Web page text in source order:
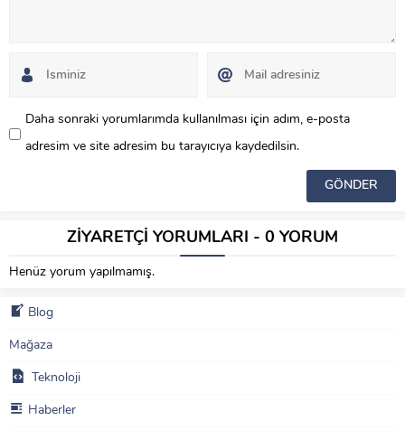
Daha sonraki yorumlarımda kullanılması için adım, e-posta
adresim ve site adresim bu tarayıcıya kaydedilsin.
ZİYARETÇİ YORUMLARI - 0 YORUM
Henüz yorum yapılmamış.
Blog
Mağaza
Teknoloji
Haberler